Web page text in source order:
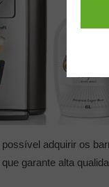
adquirir os
garante alta